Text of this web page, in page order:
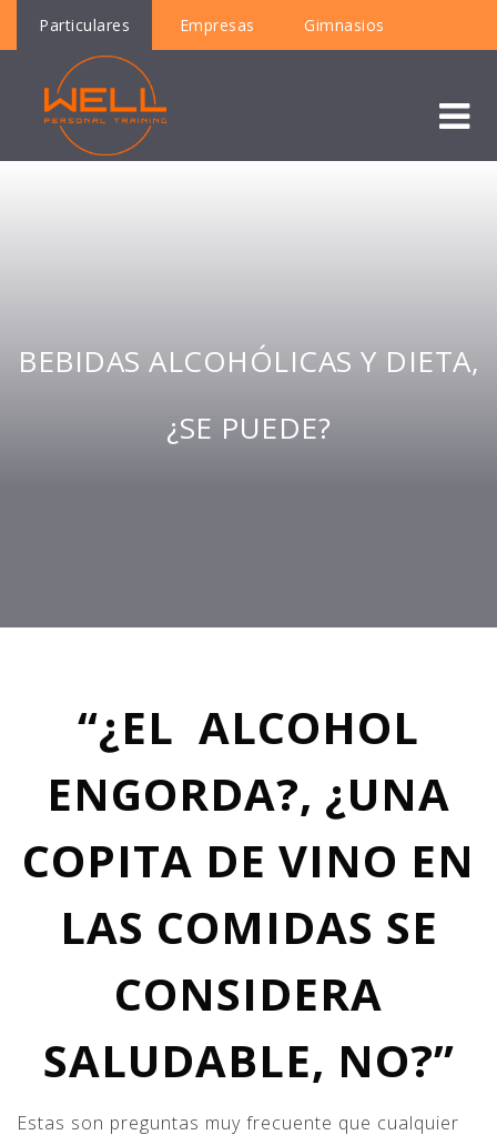
Particulares Empresas Gimnasios
BEBIDAS ALCOHÓLICAS Y DIETA,
¿SE PUEDE?
“¿EL ALCOHOL
ENGORDA?, ¿UNA
COPITA DE VINO EN
LAS COMIDAS SE
CONSIDERA
SALUDABLE, NO?”
Estas son preguntas muy frecuente que cualquier